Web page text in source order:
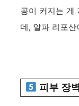
공이 커지는 게
데, 알파 리포
피부 장